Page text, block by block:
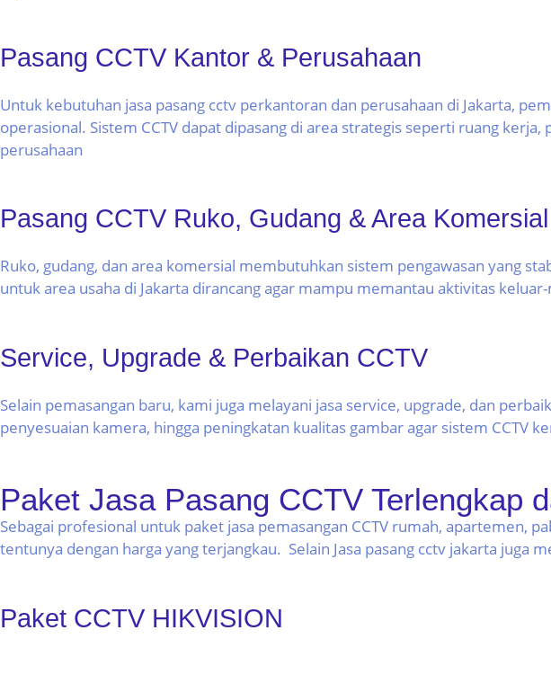
Pasang CCTV Kantor & Perusahaan
Untuk kebutuhan jasa pasang cctv perkantoran dan perusahaan di Jakarta,
operasional. Sistem CCTV dapat dipasang di area strategis seperti ruang
perusahaan
Pasang CCTV Ruko, Gudang & Area Komersial
Ruko, gudang, dan area komersial membutuhkan sistem pengawasan yang
untuk area usaha di Jakarta dirancang agar mampu memantau aktivitas
Service, Upgrade & Perbaikan CCTV
Selain pemasangan baru, kami juga melayani jasa service, upgrade, dan
penyesuaian kamera, hingga peningkatan kualitas gambar agar sistem CCTV
Paket Jasa Pasang CCTV Terlengkap
Sebagai profesional untuk paket jasa pemasangan CCTV rumah, apartemen,
tentunya dengan harga yang terjangkau. Selain Jasa pasang cctv jakarta juga
Paket CCTV HIKVISION